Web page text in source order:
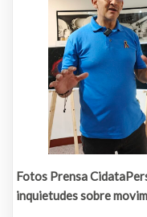
Fotos Prensa
inquietudes sobre